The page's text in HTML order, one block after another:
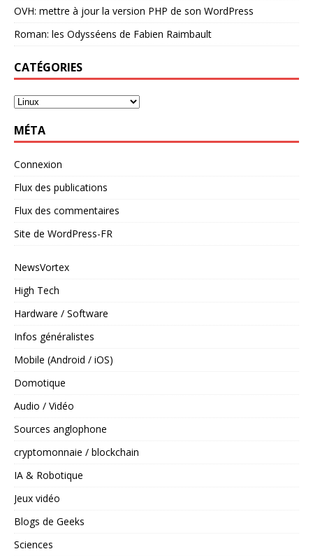
OVH: mettre à jour la version PHP de son WordPress
Roman: les Odysséens de Fabien Raimbault
CATÉGORIES
MÉTA
Connexion
Flux des publications
Flux des commentaires
Site de WordPress-FR
NewsVortex
High Tech
Hardware / Software
Infos généralistes
Mobile (Android / iOS)
Domotique
Audio / Vidéo
Sources anglophone
cryptomonnaie / blockchain
IA & Robotique
Jeux vidéo
Blogs de Geeks
Sciences